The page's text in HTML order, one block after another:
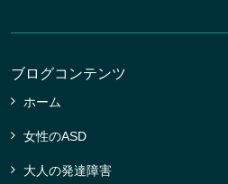
ブログコンテンツ
ホーム
女性のASD
大人の発達障害